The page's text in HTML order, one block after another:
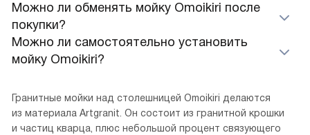
Можно ли обменять мойку Omoikiri после
покупки?
Можно ли самостоятельно установить
мойку Omoikiri?
Гранитные мойки над столешницей Omoikiri делаются
из материала Artgranit. Он состоит из гранитной крошки
и частиц кварца, плюс небольшой процент связующего